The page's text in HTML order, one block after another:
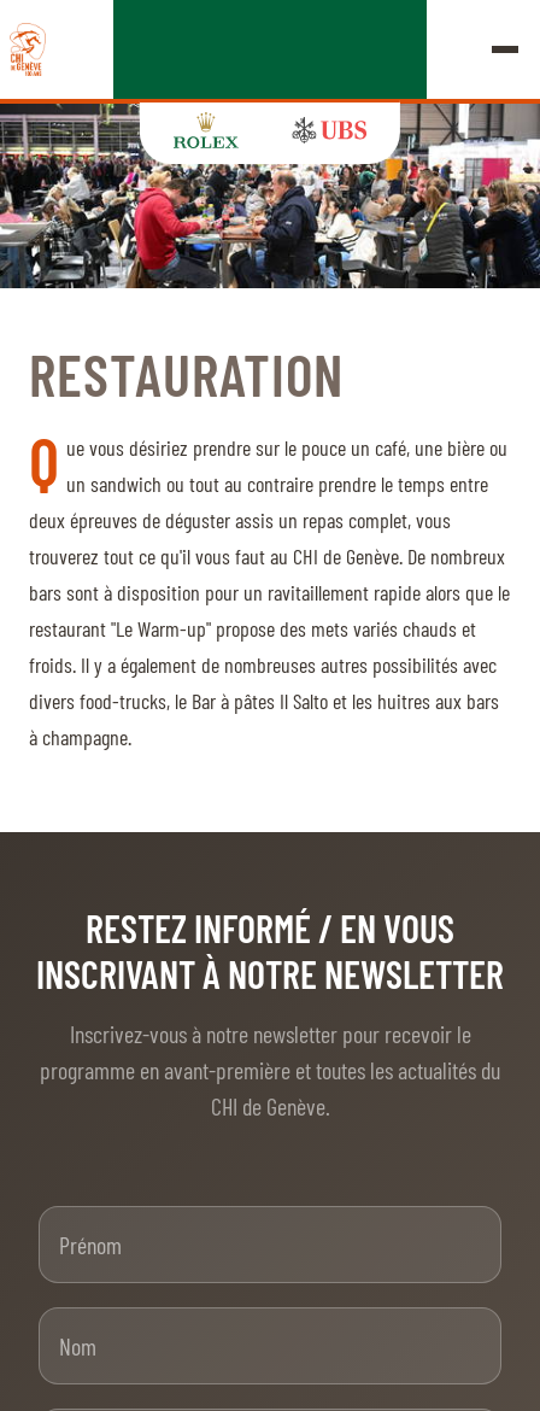
ÉDITION 2026
MULTIMÉDIA
ACCUEIL
EXPOSANTS
ROLEX GRAND SLAM
FR EN
© 2026 CHI de Genève. Tous droits réservés
Jeudi, 17 Septembre 2026
RESTAURATION
Q ue vous désiriez prendre sur le pouce un café, une bière ou
un sandwich ou tout au contraire prendre le temps entre
deux épreuves de déguster assis un repas complet, vous
trouverez tout ce qu'il vous faut au CHI de Genève. De nombreux
bars sont à disposition pour un ravitaillement rapide alors que le
restaurant "Le Warm-up" propose des mets variés chauds et
froids. Il y a également de nombreuses autres possibilités avec
divers food-trucks, le Bar à pâtes Il Salto et les huitres aux bars
à champagne.
RESTEZ INFORMÉ / EN VOUS
INSCRIVANT À NOTRE NEWSLETTER
Inscrivez-vous à notre newsletter pour recevoir le
programme en avant-première et toutes les actualités du
CHI de Genève.